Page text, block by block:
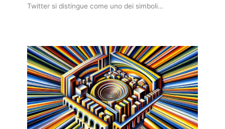
Twitter si distingue come uno dei simboli…